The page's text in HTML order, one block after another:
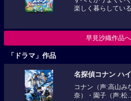
楽しく暮らしている
早見沙織作品へ
「ドラマ」作品
名探偵コナン ハ
コナン（声:高山み
奈）・園子（声:松...